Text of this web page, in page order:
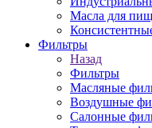
Масла для
Фильтры
Назад
Фильтры
Масляные
Воздушные
Салонные